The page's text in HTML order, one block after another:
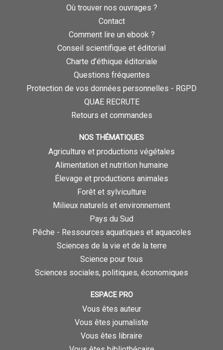
Où trouver nos ouvrages ?
Contact
Comment lire un ebook ?
Conseil scientifique et éditorial
Charte d’éthique éditoriale
Questions fréquentes
Protection de vos données personnelles - RGPD
QUAE RECRUTE
Retours et commandes
NOS THÉMATIQUES
Agriculture et productions végétales
Alimentation et nutrition humaine
Élevage et productions animales
Forêt et sylviculture
Milieux naturels et environnement
Pays du Sud
Pêche - Ressources aquatiques et aquacoles
Sciences de la vie et de la terre
Science pour tous
Sciences sociales, politiques, économiques
ESPACE PRO
Vous êtes auteur
Vous êtes journaliste
Vous êtes libraire